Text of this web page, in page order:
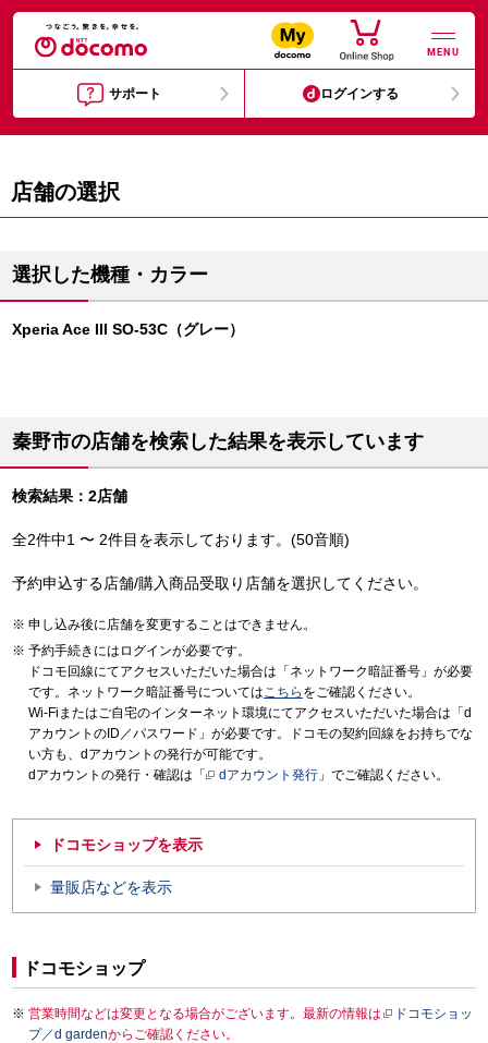
MENU
サポート ログインする
店舗の選択
選択した機種・カラー
Xperia Ace III SO-53C（グレー）
秦野市の店舗を検索した結果を表示しています
検索結果：2店舗
全2件中1 〜 2件目を表示しております。(50音順)
予約申込する店舗/購入商品受取り店舗を選択してください。
申し込み後に店舗を変更することはできません。
予約手続きにはログインが必要です。
ドコモ回線にてアクセスいただいた場合は「ネットワーク暗証番号」が必要
です。ネットワーク暗証番号についてはこちら をご確認ください。
Wi-Fiまたはご自宅のインターネット環境にてアクセスいただいた場合は「d
アカウントのID／パスワード」が必要です。ドコモの契約回線をお持ちでな
い方も、dアカウントの発行が可能です。
dアカウントの発行・確認は「
dアカウント発行 」でご確認ください。
ドコモショップを表示
量販店などを表示
ドコモショップ
営業時間などは変更となる場合がございます。最新の情報は
ドコモショッ
プ／d gardenからご確認ください。